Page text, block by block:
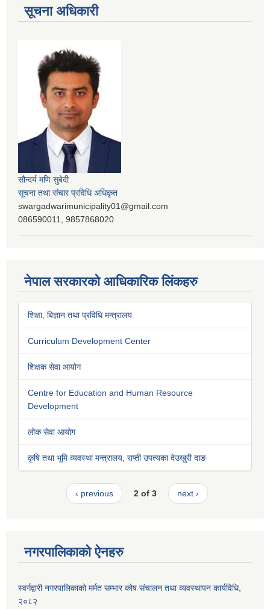
सूचना अधिकारी
सौन्दर्य मणि सुबेदी
सूचना तथा संचार प्रविधि अधिकृत
swargadwarimunicipality01@gmail.com
086590011, 9857868020
नेपाल सरकारको आधिकारिक लिंकहरु
शिक्षा, बिज्ञान तथा प्रविधि मन्त्रालय
Curriculum Development Center
शिक्षक सेवा आयोग
Centre for Education and Human Resource
Development
लोक सेवा आयोग
कृषि तथा भूमि व्यवस्था मन्त्रालय, राप्ती उपत्यका देउखुरी दाङ
‹ previous 2 of 3 next ›
नगरपालिकाको ऐनहरु
स्वर्गद्वारी नगरपालिकाको मर्मत सम्भार कोष संचालन तथा व्यवस्थापन कार्यविधि,
२०८२